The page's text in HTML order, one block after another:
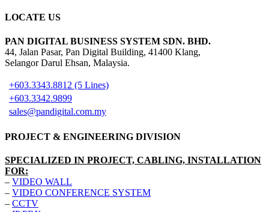
LOCATE US
PAN DIGITAL BUSINESS SYSTEM SDN. BHD.
44, Jalan Pasar, Pan Digital Building, 41400 Klang,
Selangor Darul Ehsan, Malaysia.
+603.3343.8812 (5 Lines)
+603.3342.9899
sales@pandigital.com.my
PROJECT & ENGINEERING DIVISION
SPECIALIZED IN PROJECT, CABLING, INSTALLATION
FOR:
– VIDEO WALL
– VIDEO CONFERENCE SYSTEM
– CCTV